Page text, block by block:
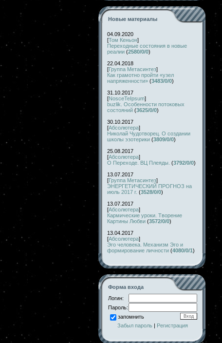
Новые материалы
04.09.2020
[Том Кеньон]
Переходные состояния в новые
реалии (2580/0/0)
22.04.2018
[Группа Метасинтез]
Как грамотно пройти «узел
напряженности» (3483/0/0)
31.10.2017
[NosceTeIpsum]
buzlik. Особенности потоковых
состояний (3625/0/0)
30.10.2017
[Абсолютера]
Николай Чудотворец. О создании
школы эзотерики (3809/0/0)
25.08.2017
[Абсолютера]
О Переходе. ВЦ Плеяды. (3792/0/0)
13.07.2017
[Группа Метасинтез]
ЭНЕРГЕТИЧЕСКИЙ ПРОГНОЗ на
июль 2017 г. (3528/0/0)
13.07.2017
[Абсолютера]
Кармические уроки. Творение
Картины Любви (3572/0/0)
13.04.2017
[Абсолютера]
Эго человека. Механизм Эго и
формирование личности (4080/0/1)
Форма входа
Логин:
Пароль:
запомнить
Забыл пароль | Регистрация